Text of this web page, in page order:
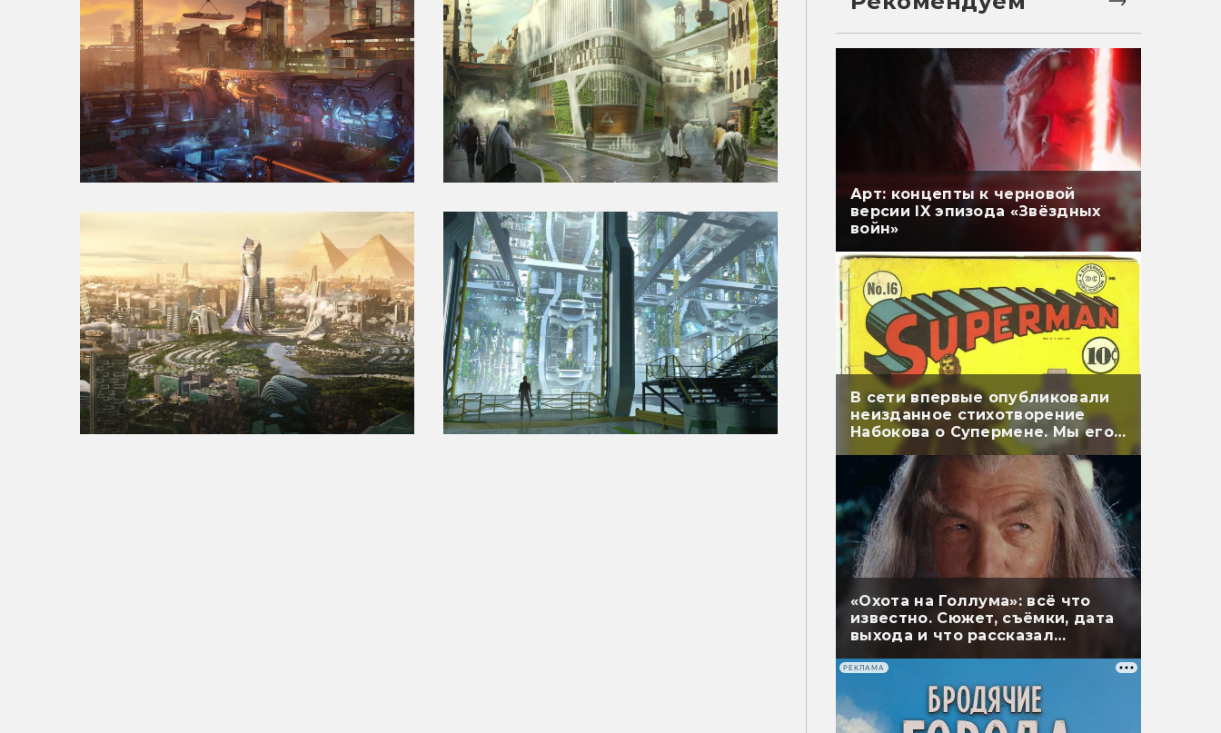
Арт: концепты к черновой
версии IX эпизода «Звёздных
войн»
В сети впервые опубликовали
неизданное стихотворение
Набокова о Супермене. Мы его
перевели
«Охота на Голлума»: всё что
известно. Сюжет, съёмки, дата
выхода и что рассказал
РЕКЛАМА